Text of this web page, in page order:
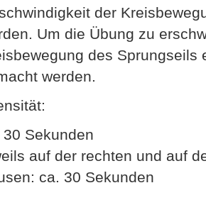
der
Um die Übung zu
des Sprungseils
werden.
30 Sekunden
auf der rechten und auf
ca. 30 Sekunden